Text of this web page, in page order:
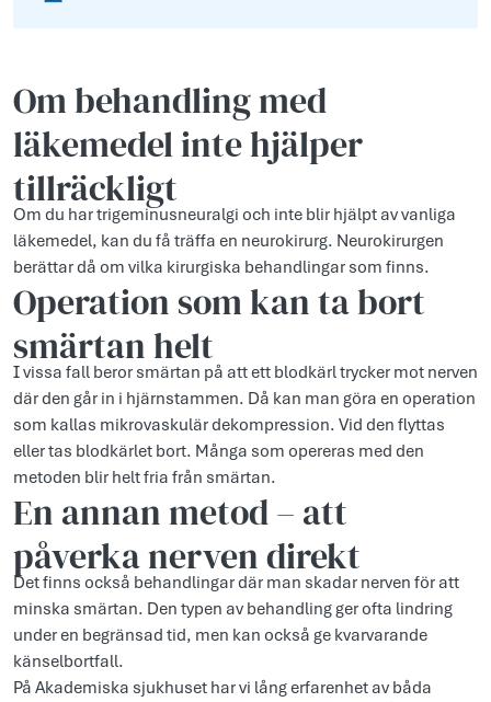
Om behandling med
läkemedel inte hjälper
tillräckligt
Om du har trigeminusneuralgi och inte blir hjälpt av vanliga
läkemedel, kan du få träffa en neurokirurg. Neurokirurgen
berättar då om vilka kirurgiska behandlingar som finns.
Operation som kan ta bort
smärtan helt
I vissa fall beror smärtan på att ett blodkärl trycker mot nerven
där den går in i hjärnstammen. Då kan man göra en operation
som kallas mikrovaskulär dekompression. Vid den flyttas
eller tas blodkärlet bort. Många som opereras med den
metoden blir helt fria från smärtan.
En annan metod – att
påverka nerven direkt
Det finns också behandlingar där man skadar nerven för att
minska smärtan. Den typen av behandling ger ofta lindring
under en begränsad tid, men kan också ge kvarvarande
känselbortfall.
På Akademiska sjukhuset har vi lång erfarenhet av båda